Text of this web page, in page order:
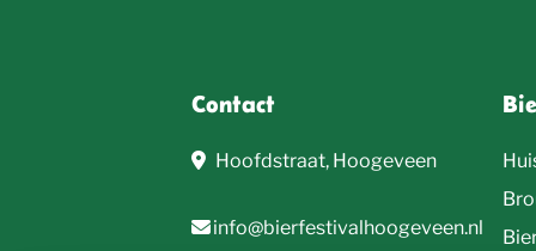
Contact
Hoofdstraat, Hoogeveen
info@bierfestivalhoogeveen.nl